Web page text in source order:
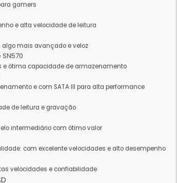
gamers
e alta velocidade de leitura
algo mais avançado e veloz
e ótima capacidade de armazenamento
e com SATA III para alta performance
de leitura e gravação
intermediário com ótimo valor
com excelente velocidades e alto desempenho
velocidades e confiabilidade